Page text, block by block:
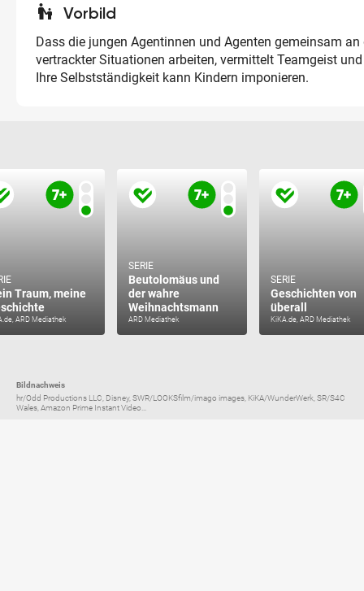
escalator_warning Vorbild
Dass die jungen Agentinnen und Agenten gemeinsam
vertrackter Situationen arbeiten, vermittelt Teamgeist
Ihre Selbstständigkeit kann Kindern imponieren.
Traum, meine
ARD Mediathek
SERIE
Beutolomäus und
der wahre
Weihnachtsmann
ARD Mediathek
SERIE
Geschichten von
überall
KiKA.de, ARD Mediathek
Bildnachweis
hr/Odd Productions LLC, Disney, SWR/LOOKSfilm/imago images, KiKA/WunderWerk, SR/S4C
Wales, Amazon Prime Instant Video...